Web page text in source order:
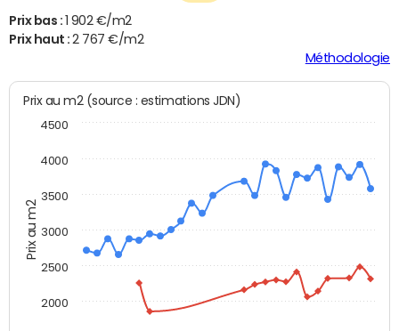
Prix bas : 1 902 €/m2
Prix haut :2 767 €/m2
Méthodologie
Prix au m2
Prix au m2 (source : estimations JDN)
2000
2500
3000
3500
4000
4500